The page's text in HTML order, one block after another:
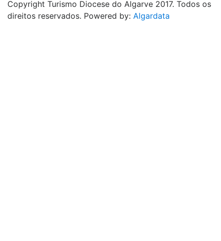
Copyright Turismo Diocese do Algarve 2017. Todos os
direitos reservados. Powered by: Algardata